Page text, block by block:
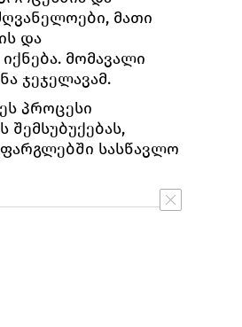
მათი
და
მომავალი
ჯეჯელავამ.
პროცესი
სასწავლო